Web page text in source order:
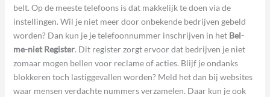
belt. Op de meeste telefoons is dat makkelijk te doen via de
instellingen. Wil je niet meer door onbekende bedrijven gebeld
worden? Dan kun je je telefoonnummer inschrijven in het Bel-
me-niet Register. Dit register zorgt ervoor dat bedrijven je niet
zomaar mogen bellen voor reclame of acties. Blijf je ondanks
blokkeren toch lastiggevallen worden? Meld het dan bij websites
waar mensen verdachte nummers verzamelen. Daar kun je ook